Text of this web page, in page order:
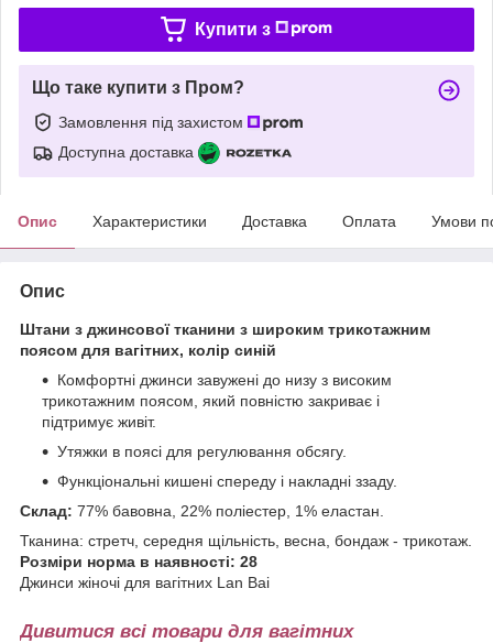
Купити з
Що таке купити з Пром?
Замовлення під захистом
Доступна доставка
Опис Характеристики Доставка Оплата Умови
Опис
Штани з джинсової тканини з широким трикотажним
поясом для вагітних, колір синій
Комфортні джинси завужені до низу з високим
трикотажним поясом, який повністю закриває і
підтримує живіт.
Утяжки в поясі для регулювання обсягу.
Функціональні кишені спереду і накладні ззаду.
Склад: 77% бавовна, 22% поліестер, 1% еластан.
Тканина: стретч, середня щільність, весна, бондаж - трикотаж.
Розміри норма в наявності: 28
Джинси жіночі для вагітних Lan Bai
Дивитися всі товари для вагітних